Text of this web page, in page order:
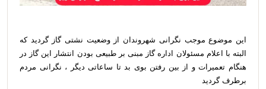
این موضوع موجب نگرانی شهروندان از وضعیت نشتی گاز گردید که
البته با اعلام مسئولان اداره گاز مبنی بر طبیعی بودن انتشار این گاز در
هنگام تعمیرات و از بین رفتن بوی بد تا ساعاتی دیگر ، نگرانی مردم
برطرف گردید